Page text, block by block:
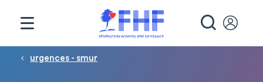
Fil d'Ariane
urgences - smur
Panneau de gestion des cookies